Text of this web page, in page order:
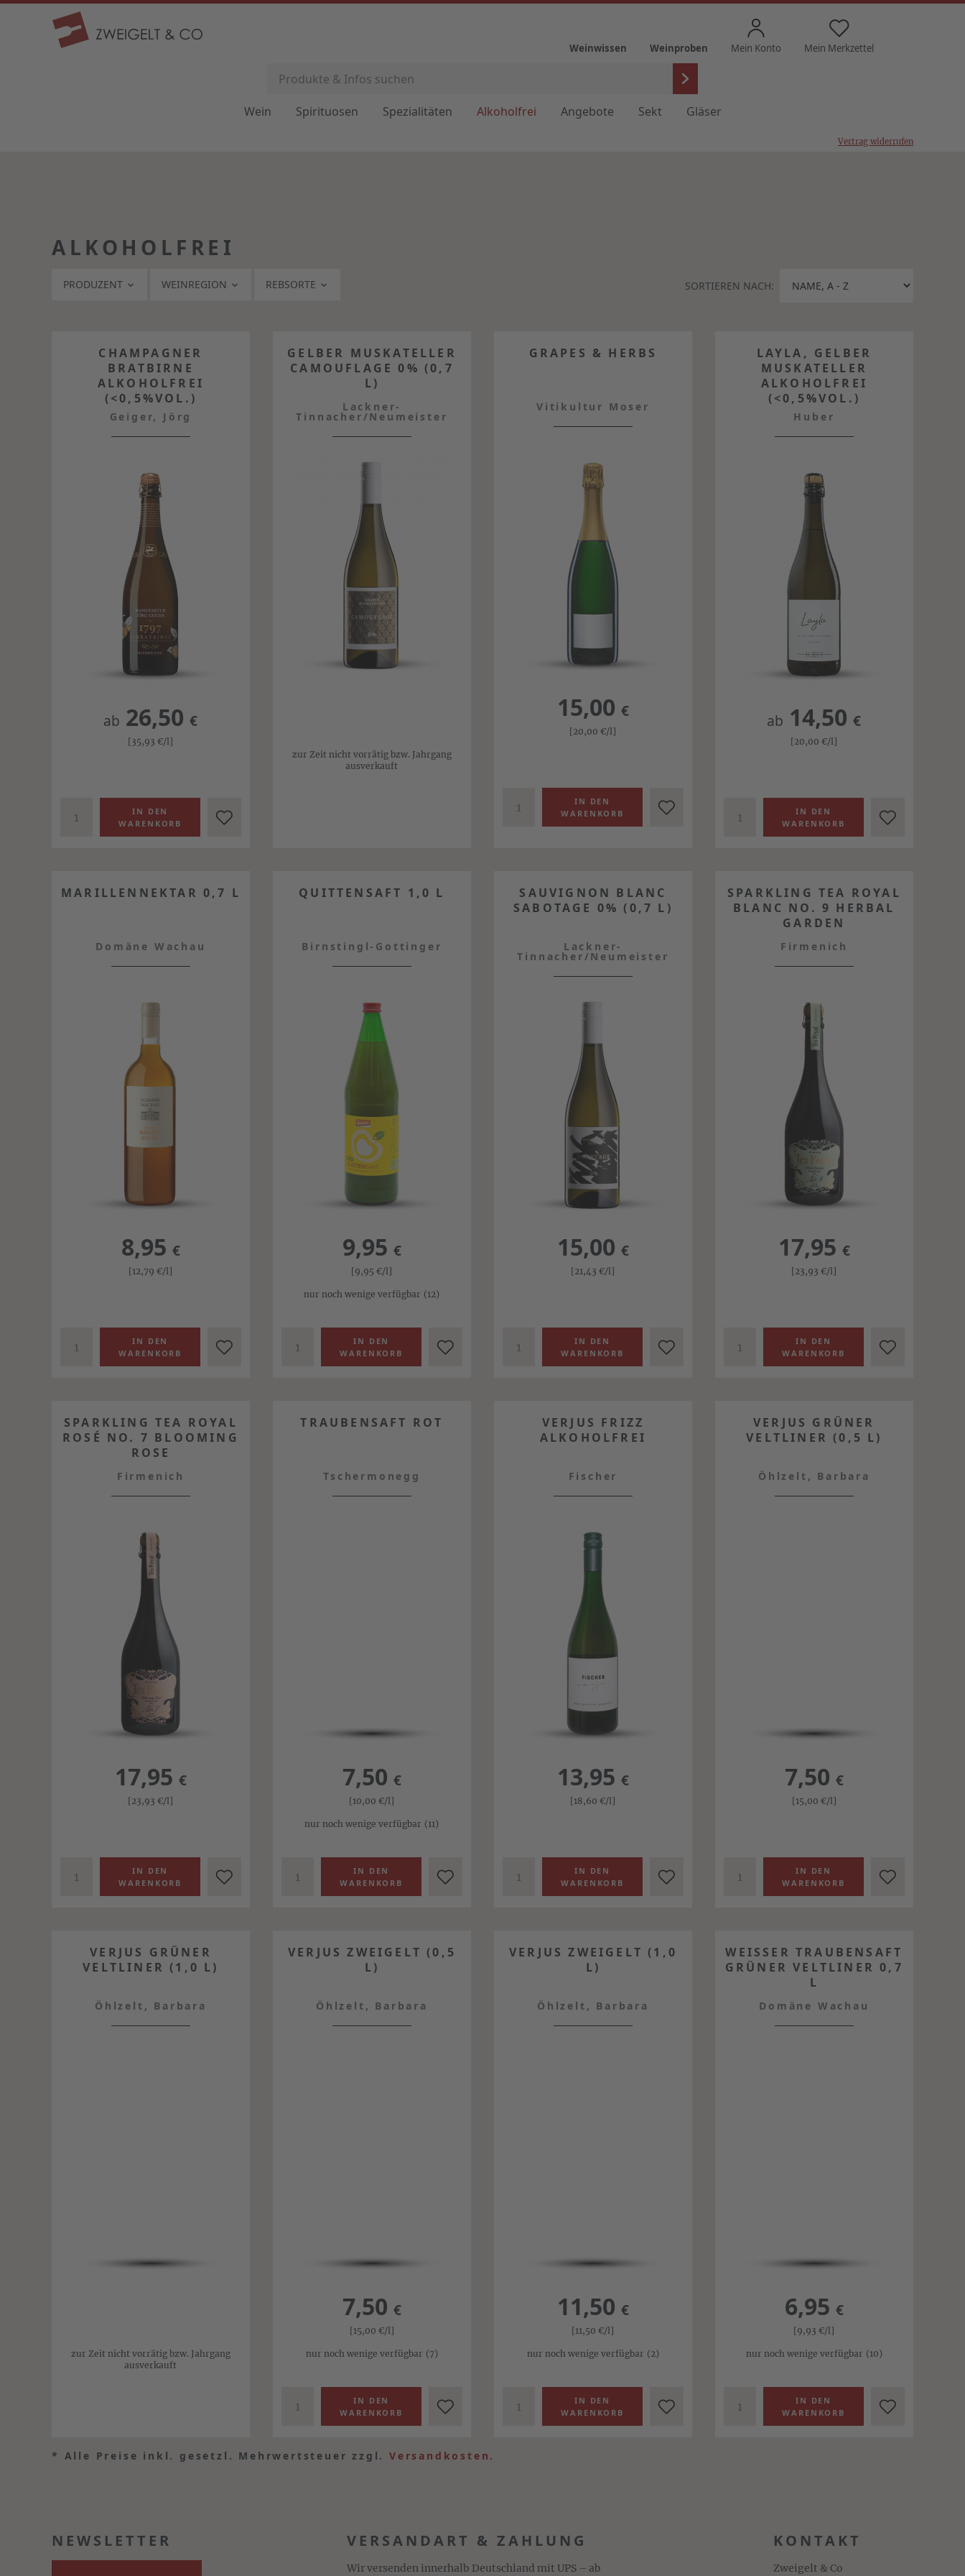
Weinwissen Weinproben Mein Konto Mein Merkzettel
Wein Spirituosen Spezialitäten Alkoholfrei Angebote Sekt Gläser
Vertrag widerrufen
ALKOHOLFREI
PRODUZENT WEINREGION REBSORTE SORTIEREN NACH:
CHAMPAGNER
BRATBIRNE
ALKOHOLFREI
(<0,5%VOL.)
Geiger, Jörg
ab 26,50€
[35,93€/l]
GELBER MUSKATELLER
CAMOUFLAGE 0% (0,7
L)
Lackner-
Tinnacher/Neumeister
zur Zeit nicht vorrätig bzw. Jahrgang
ausverkauft
GRAPES & HERBS
Vitikultur Moser
15,00 €
[20,00€/l]
LAYLA, GELBER
MUSKATELLER
ALKOHOLFREI
(<0,5%VOL.)
Huber
ab 14,50€
[20,00€/l]
MARILLENNEKTAR 0,7 L
Domäne Wachau
8,95 €
[12,79€/l]
QUITTENSAFT 1,0 L
Birnstingl-Gottinger
9,95 €
[9,95€/l]
nur noch wenige verfügbar (12)
SAUVIGNON BLANC
SABOTAGE 0% (0,7 L)
Lackner-
Tinnacher/Neumeister
15,00 €
[21,43€/l]
SPARKLING TEA ROYAL
BLANC NO. 9 HERBAL
GARDEN
Firmenich
17,95 €
[23,93€/l]
SPARKLING TEA ROYAL
ROSÉ NO. 7 BLOOMING
ROSE
Firmenich
17,95 €
[23,93€/l]
TRAUBENSAFT ROT
Tschermonegg
7,50 €
[10,00€/l]
nur noch wenige verfügbar (11)
VERJUS FRIZZ
ALKOHOLFREI
Fischer
13,95 €
[18,60€/l]
VERJUS GRÜNER
VELTLINER (0,5 L)
Öhlzelt, Barbara
7,50 €
[15,00 €/l]
VERJUS GRÜNER
VELTLINER (1,0 L)
Öhlzelt, Barbara
zur Zeit nicht vorrätig bzw. Jahrgang
ausverkauft
VERJUS ZWEIGELT (0,5
L)
Öhlzelt, Barbara
7,50 €
[15,00 €/l]
nur noch wenige verfügbar (7)
VERJUS ZWEIGELT (1,0
L)
Öhlzelt, Barbara
11,50 €
[11,50€/l]
nur noch wenige verfügbar (2)
WEISSER TRAUBENSAFT G
RÜNER VELTLINER 0,7 L
Domäne Wachau
6,95 €
[9,93€/l]
nur noch wenige verfügbar (10)
* Alle Preise inkl. gesetzl. Mehrwertsteuer zzgl.Versandkosten .
NEWSLETTER VERSANDART & ZAHLUNG
Wir versenden innerhalb Deutschland mit UPS – ab
KONTAKT
Zweigelt & Co